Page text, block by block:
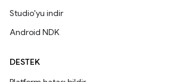
Studio'yu indir
Android NDK
DESTEK